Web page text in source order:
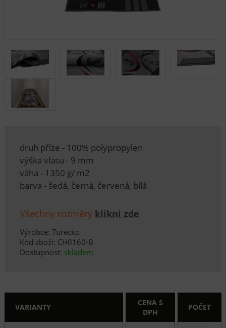
druh příze - 100% polypropylen
výška vlasu - 9 mm
váha - 1350 g/ m2
barva - šedá, černá, červená, bílá
Všechny rozměry klikni zde
Výrobce: Turecko
Kód zboží: CH0160-B
Dostupnost: skladem
VARIANTY
CENA S
DPH
POČET